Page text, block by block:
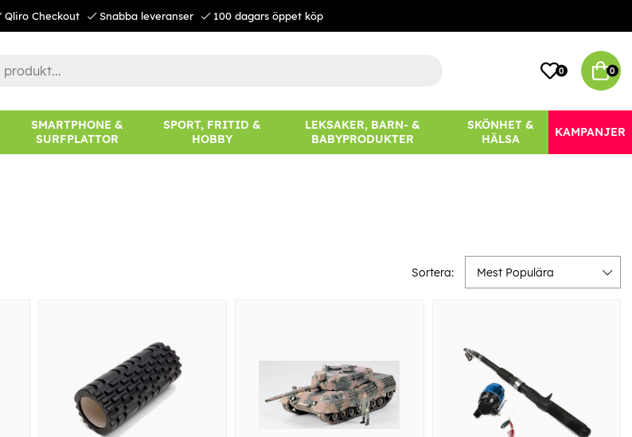
Qliro Checkout Snabba leveranser 100 dagars öppet köp
0 0
SMARTPHONE &
SURFPLATTOR
SPORT, FRITID &
HOBBY
LEKSAKER, BARN- &
BABYPRODUKTER
SKÖNHET &
HÄLSA
KAMPANJER
Sortera: Mest Populära